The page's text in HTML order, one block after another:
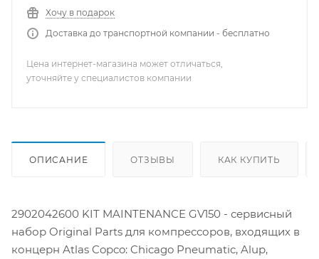
Хочу в подарок
Доставка до транспортной компании - бесплатно
Цена интернет-магазина может отличаться,
уточняйте у специалистов компании
ОПИСАНИЕ ОТЗЫВЫ КАК КУПИТЬ
2902042600 KIT MAINTENANCE GV150 - сервисный
набор Original Parts для компрессоров, входящих в
концерн Atlas Copco: Chicago Pneumatic, Alup,